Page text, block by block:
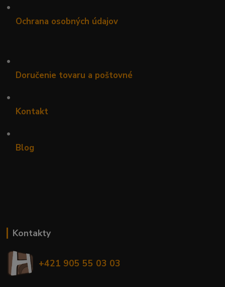
•
Ochrana osobných údajov
•
Doručenie tovaru a poštovné
•
Kontakt
•
Blog
Kontakty
+421 905 55 03 03